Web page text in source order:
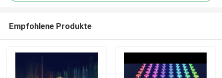
Empfohlene Produkte